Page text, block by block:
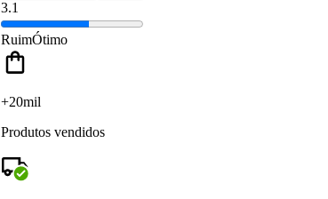
3.1
RuimÓtimo
+20mil
Produtos vendidos